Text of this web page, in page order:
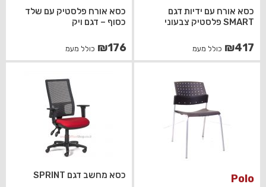
כסא אורח עם ידיות דגם
SMART פלסטיק צבעוני
₪417 כולל מעמ
כסא אורח פלסטיק עם שלד
כסוף – דגם ויק
₪176 כולל מעמ
Polo כסא מחשב דגם SPRINT